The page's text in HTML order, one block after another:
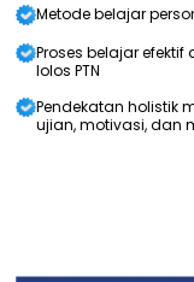
Metode belajar
Proses belajar
lolos PTN
Pendekatan holistik
ujian, motivasi, dan